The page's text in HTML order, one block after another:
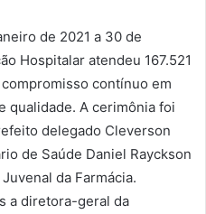
de 2021 a 30 de
Hospitalar atendeu 167.521
contínuo em
qualidade. A cerimônia foi
delegado Cleverson
de Saúde Daniel Rayckson
da Farmácia.
a diretora-geral da